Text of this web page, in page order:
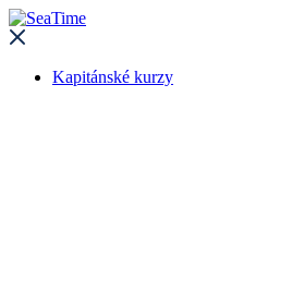
Kapitánské kurzy